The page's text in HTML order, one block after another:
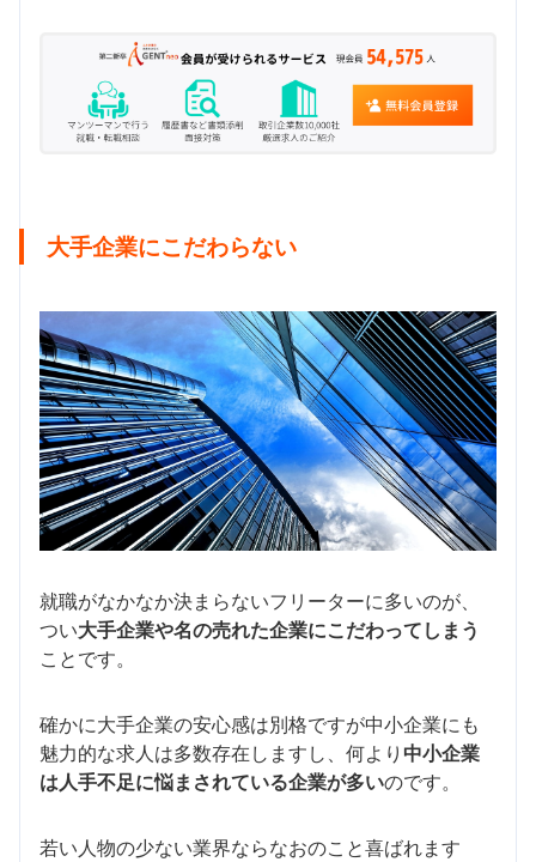
大手企業にこだわらない
就職がなかなか決まらないフリーターに多いのが、
つい大手企業や名の売れた企業にこだわってしまう
ことです。
確かに大手企業の安心感は別格ですが中小企業にも
魅力的な求人は多数存在しますし、何より 中小企業
は人手不足に悩まされている企業が多いのです。
若い人物の少ない業界ならなおのこと喜ばれます